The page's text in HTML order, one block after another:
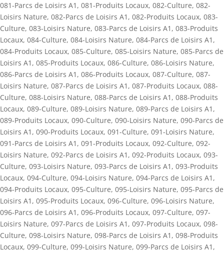
081-Parcs de Loisirs A1 , 081-Produits Locaux, 082-Culture, 082-
Loisirs Nature, 082-Parcs de Loisirs A1 , 082-Produits Locaux, 083-
Culture, 083-Loisirs Nature, 083-Parcs de Loisirs A1 , 083-Produits
Locaux, 084-Culture, 084-Loisirs Nature, 084-Parcs de Loisirs A1 ,
084-Produits Locaux, 085-Culture, 085-Loisirs Nature, 085-Parcs de
Loisirs A1 , 085-Produits Locaux, 086-Culture, 086-Loisirs Nature,
086-Parcs de Loisirs A1 , 086-Produits Locaux, 087-Culture, 087-
Loisirs Nature, 087-Parcs de Loisirs A1 , 087-Produits Locaux, 088-
Culture, 088-Loisirs Nature, 088-Parcs de Loisirs A1 , 088-Produits
Locaux, 089-Culture, 089-Loisirs Nature, 089-Parcs de Loisirs A1 ,
089-Produits Locaux, 090-Culture, 090-Loisirs Nature, 090-Parcs de
Loisirs A1 , 090-Produits Locaux, 091-Culture, 091-Loisirs Nature,
091-Parcs de Loisirs A1 , 091-Produits Locaux, 092-Culture, 092-
Loisirs Nature, 092-Parcs de Loisirs A1 , 092-Produits Locaux, 093-
Culture, 093-Loisirs Nature, 093-Parcs de Loisirs A1 , 093-Produits
Locaux, 094-Culture, 094-Loisirs Nature, 094-Parcs de Loisirs A1 ,
094-Produits Locaux, 095-Culture, 095-Loisirs Nature, 095-Parcs de
Loisirs A1 , 095-Produits Locaux, 096-Culture, 096-Loisirs Nature,
096-Parcs de Loisirs A1 , 096-Produits Locaux, 097-Culture, 097-
Loisirs Nature, 097-Parcs de Loisirs A1 , 097-Produits Locaux, 098-
Culture, 098-Loisirs Nature, 098-Parcs de Loisirs A1 , 098-Produits
Locaux, 099-Culture, 099-Loisirs Nature, 099-Parcs de Loisirs A1 ,